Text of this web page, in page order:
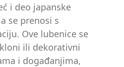
i deo japanske
se prenosi s
Ove lubenice se
ili dekorativni
i događanjima,